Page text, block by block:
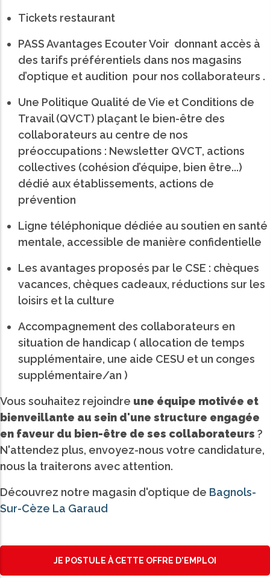
Tickets restaurant
PASS Avantages Ecouter Voir donnant accès à
des tarifs préférentiels dans nos magasins
d’optique et audition pour nos collaborateurs .
Une Politique Qualité de Vie et Conditions de
Travail (QVCT) plaçant le bien-être des
collaborateurs au centre de nos
préoccupations : Newsletter QVCT, actions
collectives (cohésion d’équipe, bien être...)
dédié aux établissements, actions de
prévention
Ligne téléphonique dédiée au soutien en santé
mentale, accessible de manière confidentielle
Les avantages proposés par le CSE : chèques
vacances, chèques cadeaux, réductions sur les
loisirs et la culture
Accompagnement des collaborateurs en
situation de handicap ( allocation de temps
supplémentaire, une aide CESU et un conges
supplémentaire/an )
Vous souhaitez rejoindre une équipe motivée et
bienveillante au sein d'une structure engagée
en faveur du bien-être de ses collaborateurs ?
N'attendez plus, envoyez-nous votre candidature,
nous la traiterons avec attention.
Découvrez notre magasin d'optique de Bagnols-
Sur-Cèze La Garaud
JE POSTULE À CETTE OFFRE D'EMPLOI